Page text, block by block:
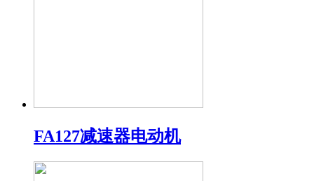
FA127减速器电动机